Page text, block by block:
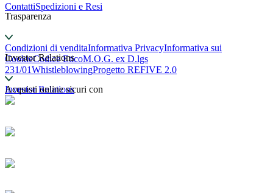
ContattiSpedizioni e Resi
Trasparenza
Condizioni di venditaInformativa PrivacyInformativa sui
CookieCodice EticoM.O.G. ex D.lgs
231/01WhistleblowingProgetto REFIVE 2.0
Investor Relations
Investor Relations
Acquisti online sicuri con